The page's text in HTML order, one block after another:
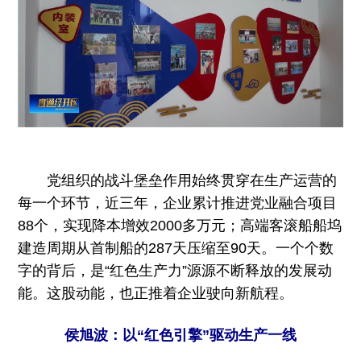
党组织的战斗堡垒作用始终贯穿在生产运营的
每一个环节，近三年，企业累计推进党业融合项目
88个，实现降本增效2000多万元；高端客滚船船坞
建造周期从首制船的287天压缩至90天。一个个数
字的背后，是“红色生产力”源源不断释放的发展动
能。这股动能，也正推着企业驶向新航程。
侯旭波：以“红色引擎”驱动生产一线